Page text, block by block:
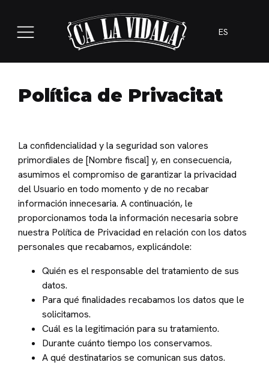
ES
Política de Privacitat
La confidencialidad y la seguridad son valores
primordiales de [Nombre fiscal] y, en consecuencia,
asumimos el compromiso de garantizar la privacidad
del Usuario en todo momento y de no recabar
información innecesaria. A continuación, le
proporcionamos toda la información necesaria sobre
nuestra Política de Privacidad en relación con los datos
personales que recabamos, explicándole:
Quién es el responsable del tratamiento de sus
datos.
Para qué finalidades recabamos los datos que le
solicitamos.
Cuál es la legitimación para su tratamiento.
Durante cuánto tiempo los conservamos.
A qué destinatarios se comunican sus datos.